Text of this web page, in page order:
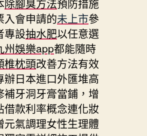
入會申請的未上市參
專設抽水肥以任意選
州娛樂app都能隨時
椎枕頭改善方法有效
辦日本進口外匯堆高
補牙洞牙膏當鋪，增
借款利率概念連化妝
氣調理女性生理體